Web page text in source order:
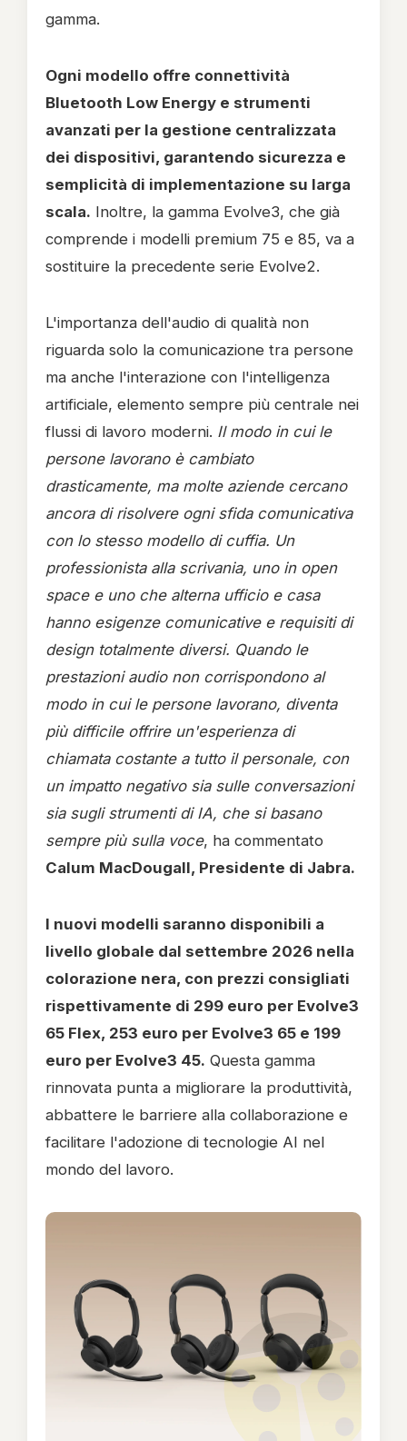
gamma.
Ogni modello offre connettività
Bluetooth Low Energy e strumenti
avanzati per la gestione centralizzata
dei dispositivi, garantendo sicurezza e
semplicità di implementazione su larga
scala. Inoltre, la gamma Evolve3, che già
comprende i modelli premium 75 e 85, va a
sostituire la precedente serie Evolve2.
L'importanza dell'audio di qualità non
riguarda solo la comunicazione tra persone
ma anche l'interazione con l'intelligenza
artificiale, elemento sempre più centrale nei
flussi di lavoro moderni. Il modo in cui le
persone lavorano è cambiato
drasticamente, ma molte aziende cercano
ancora di risolvere ogni sfida comunicativa
con lo stesso modello di cuffia. Un
professionista alla scrivania, uno in open
space e uno che alterna ufficio e casa
hanno esigenze comunicative e requisiti di
design totalmente diversi. Quando le
prestazioni audio non corrispondono al
modo in cui le persone lavorano, diventa
più difficile offrire un'esperienza di
chiamata costante a tutto il personale, con
un impatto negativo sia sulle conversazioni
sia sugli strumenti di IA, che si basano
sempre più sulla voce, ha commentato
Calum MacDougall, Presidente di Jabra.
I nuovi modelli saranno disponibili a
livello globale dal settembre 2026 nella
colorazione nera, con prezzi consigliati
rispettivamente di 299 euro per Evolve3
65 Flex, 253 euro per Evolve3 65 e 199
euro per Evolve3 45. Questa gamma
rinnovata punta a migliorare la produttività,
abbattere le barriere alla collaborazione e
facilitare l'adozione di tecnologie AI nel
mondo del lavoro.